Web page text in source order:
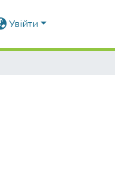
Увійти